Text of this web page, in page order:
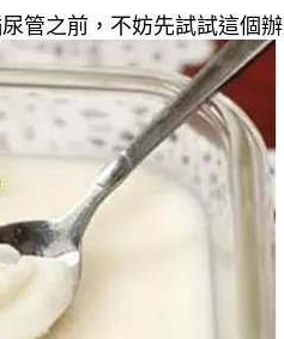
管之前，不妨先試試這個辦